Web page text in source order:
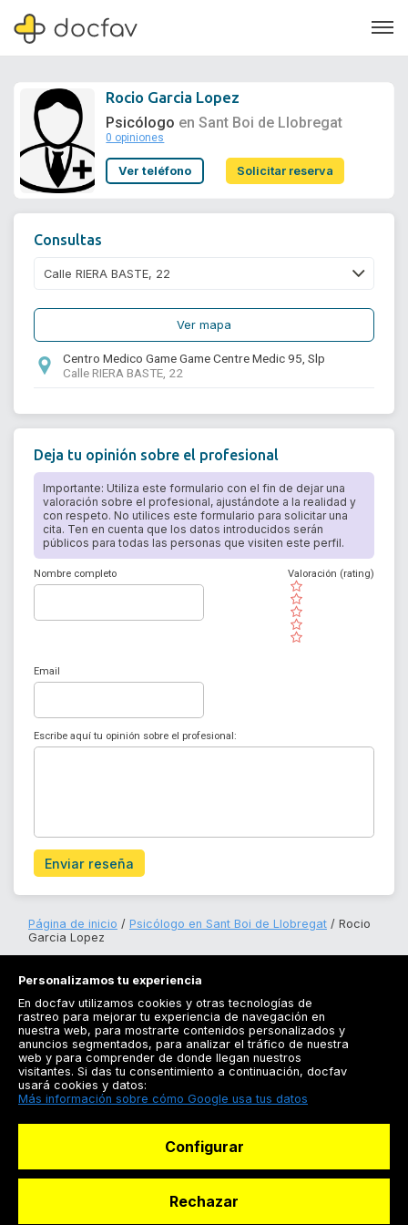
Soporte
Rocio Garcia Lopez
Psicólogo en Sant Boi de Llobregat
0 opiniones
Ver teléfono Solicitar reserva
Consultas
Ver mapa
Centro Medico Game Game Centre Medic 95, Slp
Calle RIERA BASTE, 22
Deja tu opinión sobre el profesional
Importante: Utiliza este formulario con el fin de dejar una
valoración sobre el profesional, ajustándote a la realidad y
con respeto. No utilices este formulario para solicitar una
cita. Ten en cuenta que los datos introducidos serán
públicos para todas las personas que visiten este perfil.
Nombre completo
( )
( )
( )
( )
( )
Valoración (rating)
Email
Escribe aquí tu opinión sobre el profesional:
Enviar reseña
Página de inicio Psicólogo en Sant Boi de Llobregat
Rocio
Garcia Lopez
Registrarse
Docfav
Personalizamos tu experiencia
En docfav utilizamos cookies y otras tecnologías de
rastreo para mejorar tu experiencia de navegación en
nuestra web, para mostrarte contenidos personalizados y
anuncios segmentados, para analizar el tráfico de nuestra
web y para comprender de donde llegan nuestros
visitantes. Si das tu consentimiento a continuación, docfav
usará cookies y datos:
Más información sobre cómo Google usa tus datos
Configurar
Rechazar